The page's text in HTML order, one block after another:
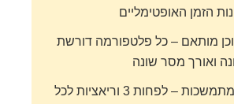
הזמן האופטימליים
מותאם – כל פלטפורמה דורשת
ואורך מסר שונה
בדיקות מתמשכות – לפחות 3 וריאציות לכל